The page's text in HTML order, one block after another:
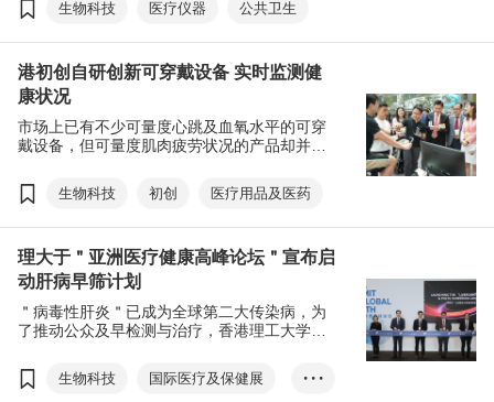
共卫生把关。该合作是科研成果商业化的成功例子。
生物科技 医疗仪器 公共卫生
港初创自研创新可穿戴设备 实时监测健
康状况
市场上已有不少可量度心跳及血氧水平的可穿
戴设备，但可量度肌肉疲劳状况的产品却并不
初创PointFit，就研发出创新的可穿戴设备 ，
能通过收集人体汗液，为运动爱好者、长者以
生物科技 初创 医疗用品及医药
理大于＂亚洲医疗健康高峰论坛＂宣布启
动肝病早筛计划
＂病毒性肝炎＂已成为全球第二大传染病，为
了推动公众及早检测与治疗，香港理工大学于
坛＂上宣布启动肝病早筛计划，以先进的
Liverscan®医疗设备为名额高达1,000万人进
生物科技
国际医疗及保健展
• • •